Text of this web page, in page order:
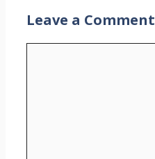
Leave a Comment